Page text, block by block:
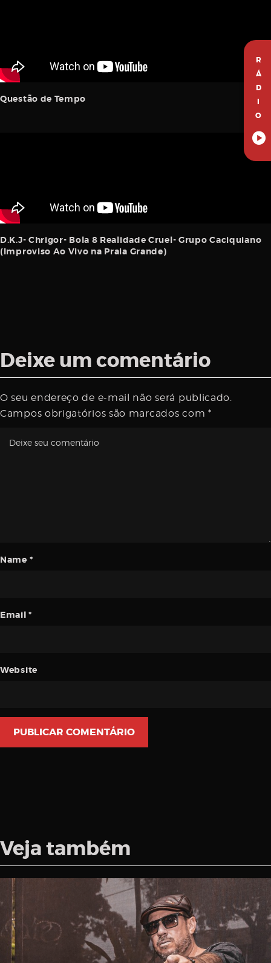
R
Á
D
I
O
Questão de Tempo
D.K.J- Chrigor- Bola 8 Realidade Cruel- Grupo Caciquiano
(Improviso Ao Vivo na Praia Grande)
Deixe um comentário
O seu endereço de e-mail não será publicado.
Campos obrigatórios são marcados com *
Name *
Email*
Website
Veja também